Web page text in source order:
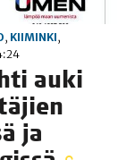
, KIIMINKI,
auki
ja